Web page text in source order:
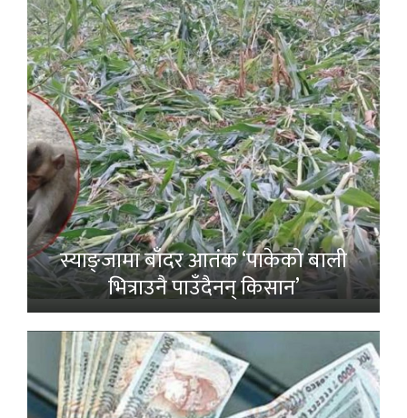
स्याङ्जामा बाँदर आतंक ‘पाकेको बाली
भित्राउनै पाउँदैनन् किसान’